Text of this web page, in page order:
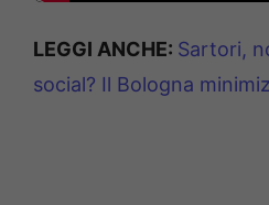
LEGGI ANCHE: Sartori,
social? Il Bologna